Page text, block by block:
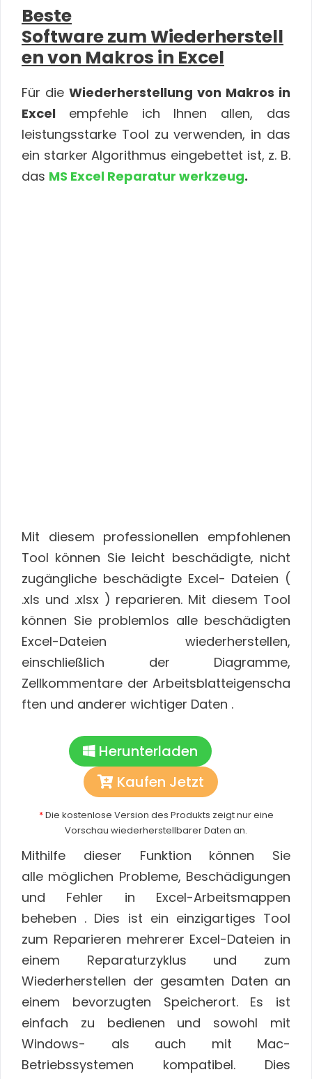
Beste
Software zum Wiederherstell
en von Makros in Excel
Für die Wiederherstellung von Makros in
Excel empfehle ich Ihnen allen, das
leistungsstarke Tool zu verwenden, in das
ein starker Algorithmus eingebettet ist, z. B.
das MS Excel Reparatur werkzeug.
Mit diesem professionellen empfohlenen
Tool können Sie leicht beschädigte, nicht
zugängliche beschädigte Excel- Dateien (
.xls und .xlsx ) reparieren. Mit diesem Tool
können Sie problemlos alle beschädigten
Excel-Dateien wiederherstellen,
einschließlich der Diagramme,
Zellkommentare der Arbeitsblatteigenscha
ften und anderer wichtiger Daten .
Herunterladen
Kaufen Jetzt
*Die kostenlose Version des Produkts zeigt nur eine
Vorschau wiederherstellbarer Daten an.
Mithilfe dieser Funktion können Sie
alle möglichen Probleme, Beschädigungen
und Fehler in Excel-Arbeitsmappen
beheben . Dies ist ein einzigartiges Tool
zum Reparieren mehrerer Excel-Dateien in
einem Reparaturzyklus und zum
Wiederherstellen der gesamten Daten an
einem bevorzugten Speicherort. Es ist
einfach zu bedienen und sowohl mit
Windows- als auch mit Mac-
Betriebssystemen kompatibel. Dies